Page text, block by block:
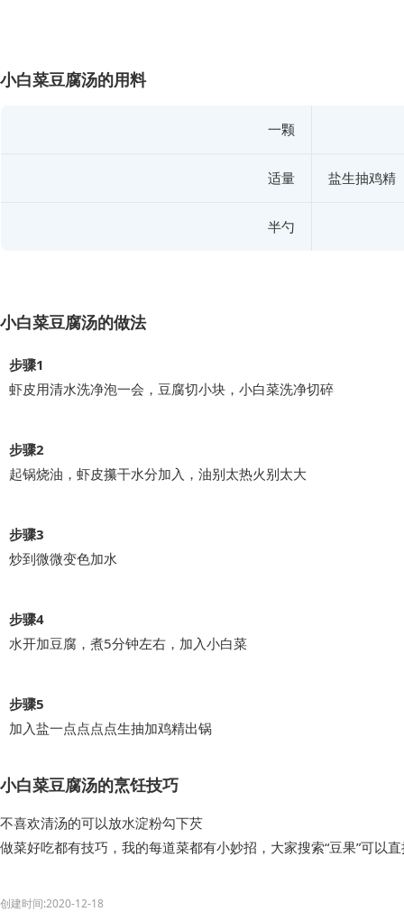
小白菜豆腐汤的用料
一颗
适量 盐生抽鸡精
半勺
小白菜豆腐汤的做法
步骤1
虾皮用清水洗净泡一会，豆腐切小块，小白菜洗净切碎
步骤2
起锅烧油，虾皮攥干水分加入，油别太热火别太大
步骤3
炒到微微变色加水
步骤4
水开加豆腐，煮5分钟左右，加入小白菜
步骤5
加入盐一点点点点生抽加鸡精出锅
小白菜豆腐汤的烹饪技巧
不喜欢清汤的可以放水淀粉勾下芡
做菜好吃都有技巧，我的每道菜都有小妙招，大家搜索“豆果”可以
创建时间:2020-12-18